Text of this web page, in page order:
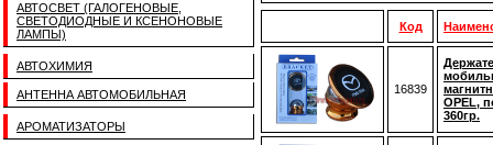
АВТОСВЕТ (ГАЛОГЕНОВЫЕ,
СВЕТОДИОДНЫЕ И КСЕНОНОВЫЕ
ЛАМПЫ)
АВТОХИМИЯ
АНТЕННА АВТОМОБИЛЬНАЯ
АРОМАТИЗАТОРЫ
Код
16839
OPEL,
360гр.